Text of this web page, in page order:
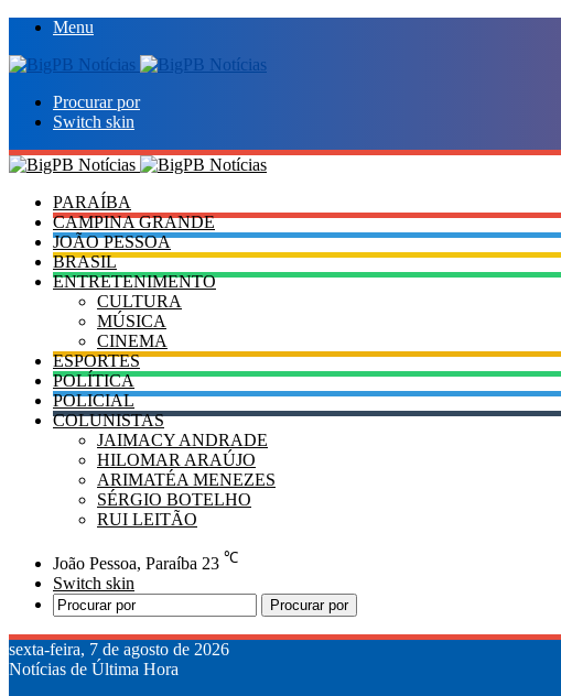
Menu
Procurar por
Switch skin
PARAÍBA
CAMPINA GRANDE
JOÃO PESSOA
BRASIL
ENTRETENIMENTO
CULTURA
MÚSICA
CINEMA
ESPORTES
POLÍTICA
POLICIAL
COLUNISTAS
JAIMACY ANDRADE
HILOMAR ARAÚJO
ARIMATÉA MENEZES
SÉRGIO BOTELHO
RUI LEITÃO
João Pessoa, Paraíba 23 ℃
Switch skin
Procurar por
sexta-feira, 7 de agosto de 2026
Notícias de Última Hora